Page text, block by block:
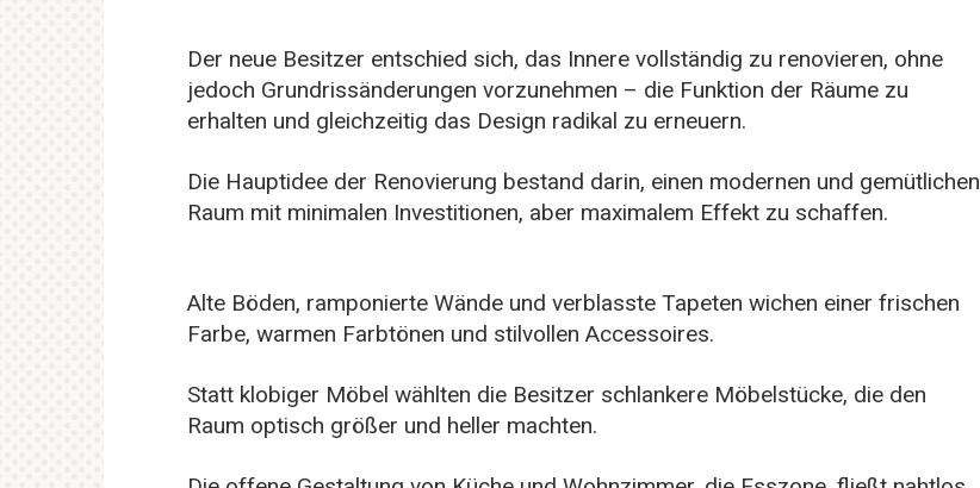
Der neue Besitzer entschied sich, das Innere vollständig zu renovieren, ohne
jedoch Grundrissänderungen vorzunehmen – die Funktion der Räume zu
erhalten und gleichzeitig das Design radikal zu erneuern.
Die Hauptidee der Renovierung bestand darin, einen modernen und gemütlichen
Raum mit minimalen Investitionen, aber maximalem Effekt zu schaffen.
Alte Böden, ramponierte Wände und verblasste Tapeten wichen einer frischen
Farbe, warmen Farbtönen und stilvollen Accessoires.
Statt klobiger Möbel wählten die Besitzer schlankere Möbelstücke, die den
Raum optisch größer und heller machten.